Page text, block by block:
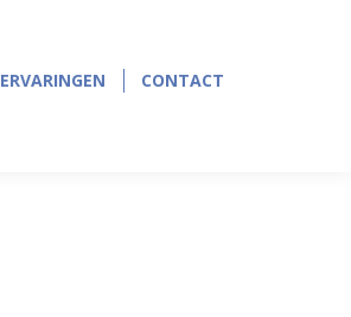
in
in
ERVARINGEN CONTACT
ERVARINGEN CONTACT